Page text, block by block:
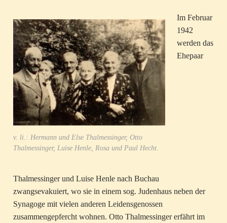
v. li.: Hermann und Else Thalmessinger, Otto
Thalmessinger, Luise Henle, Rosa und Paul Hecht.
Im Februar
1942
werden das
Ehepaar
Thalmessinger und Luise Henle nach Buchau
zwangsevakuiert, wo sie in einem sog. Judenhaus neben der
Synagoge mit vielen anderen Leidensgenossen
zusammengepfercht wohnen. Otto Thalmessinger erfährt im